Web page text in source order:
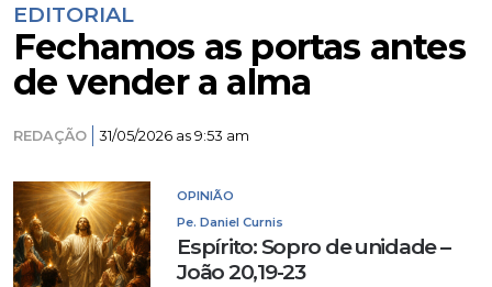
EDITORIAL
Fechamos as portas antes
de vender a alma
REDAÇÃO 31/05/2026 as 9:53 am
OPINIÃO
Pe. Daniel Curnis
Espírito: Sopro de unidade –
João 20,19-23